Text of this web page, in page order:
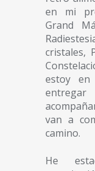
en mi
Grand
cristales,
estoy en
van a
camino.
He